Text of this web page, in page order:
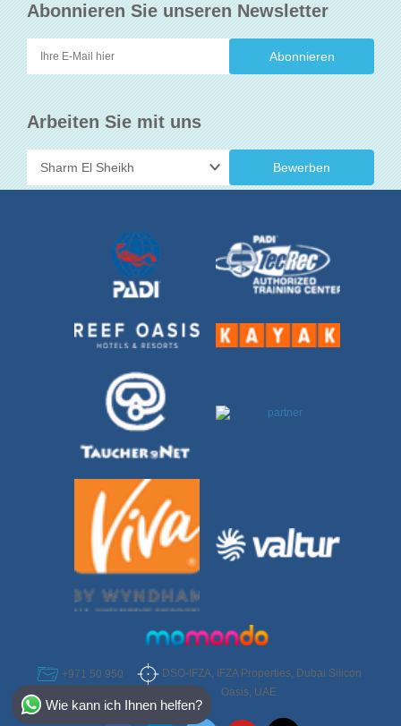
Abonnieren Sie unseren Newsletter
Arbeiten Sie mit uns
Bewerben
+971 50 950
6952
DSO-IFZA, IFZA Properties, Dubai Silicon
Oasis, UAE
Wie kann ich Ihnen helfen?
Select Destination